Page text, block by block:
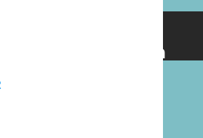
en verhuur van
en particulieren